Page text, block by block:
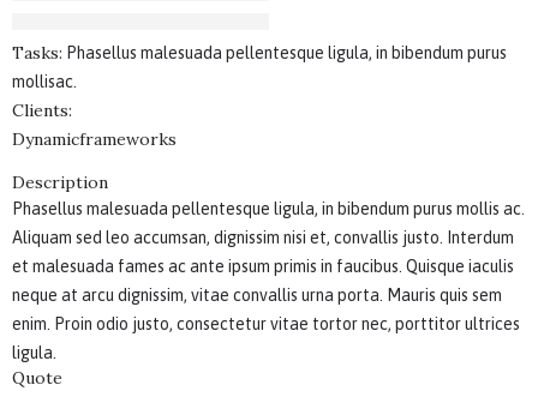
Tasks: Phasellus malesuada pellentesque ligula, in bibendum purus
mollisac.
Clients:
Dynamicframeworks
Description
Phasellus malesuada pellentesque ligula, in bibendum purus mollis ac.
Aliquam sed leo accumsan, dignissim nisi et, convallis justo. Interdum
et malesuada fames ac ante ipsum primis in faucibus. Quisque iaculis
neque at arcu dignissim, vitae convallis urna porta. Mauris quis sem
enim. Proin odio justo, consectetur vitae tortor nec, porttitor ultrices
ligula.
Quote